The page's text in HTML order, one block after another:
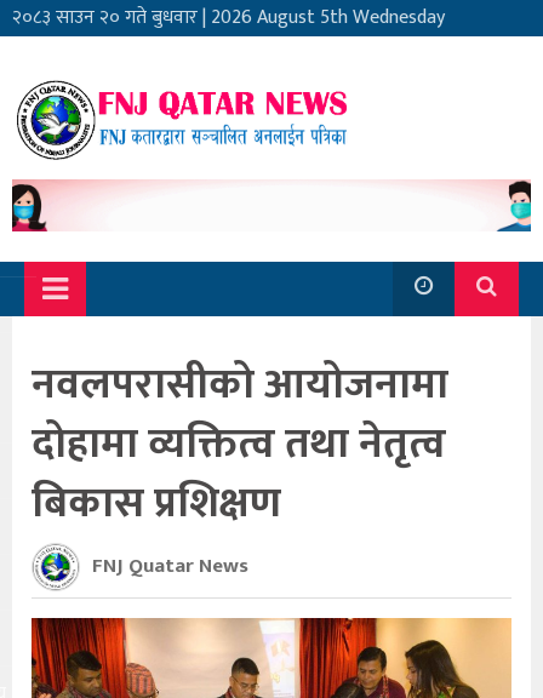
२०८३ साउन २० गते बुधवार|2026 August 5th Wednesday
नवलपरासीको आयोजनामा
दोहामा व्यक्तित्व तथा नेतृत्व
बिकास प्रशिक्षण
FNJ Quatar News